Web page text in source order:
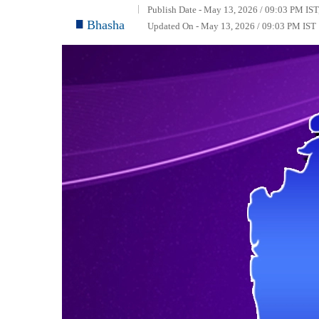
Bhasha
Publish Date - May 13, 2026 / 09:03 PM
Updated On - May 13, 2026 / 09:03 PM IST